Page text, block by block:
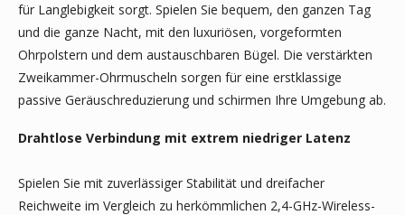
für Langlebigkeit sorgt. Spielen Sie bequem, den ganzen Tag
und die ganze Nacht, mit den luxuriösen, vorgeformten
Ohrpolstern und dem austauschbaren Bügel. Die verstärkten
Zweikammer-Ohrmuscheln sorgen für eine erstklassige
passive Geräuschreduzierung und schirmen Ihre Umgebung ab.
Drahtlose Verbindung mit extrem niedriger Latenz
Spielen Sie mit zuverlässiger Stabilität und dreifacher
Reichweite im Vergleich zu herkömmlichen 2,4-GHz-Wireless-